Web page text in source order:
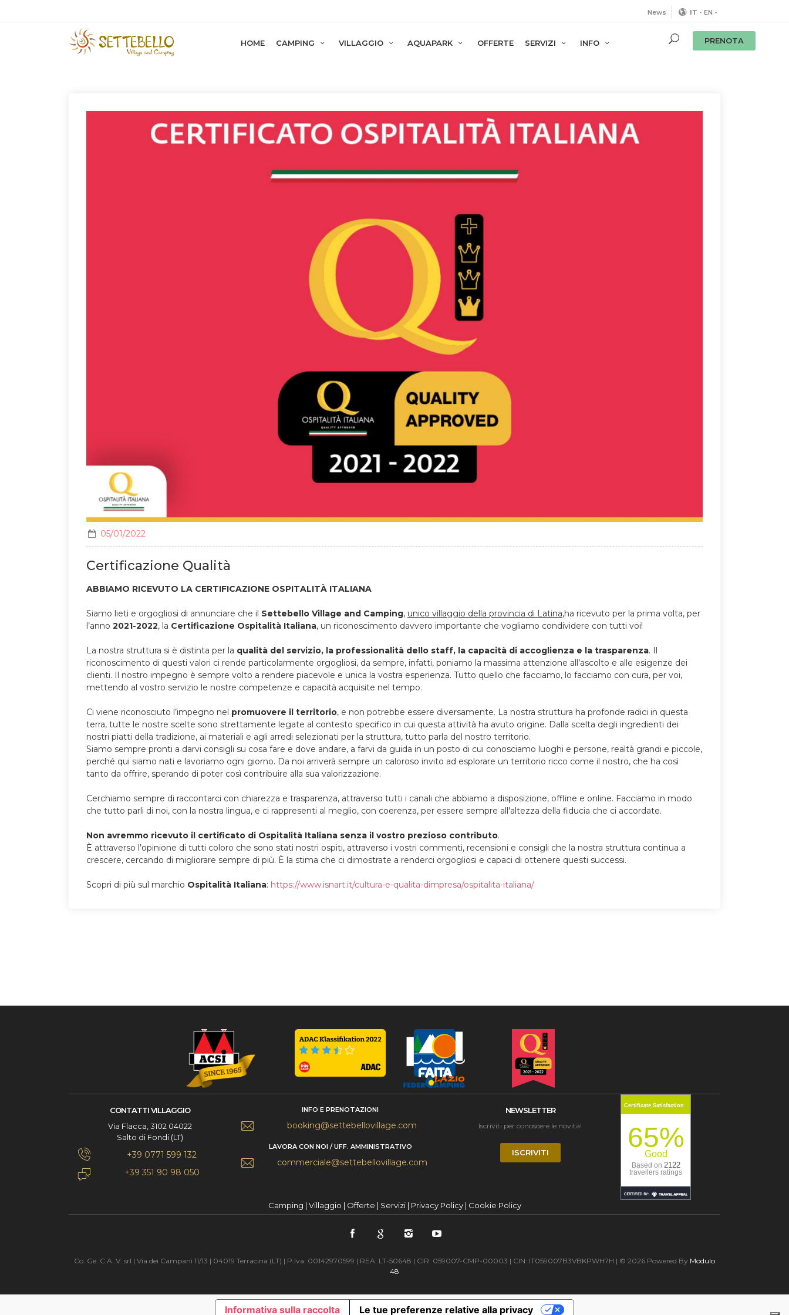
News IT - EN -
HOME CAMPING VILLAGGIO AQUAPARK OFFERTE SERVIZI INFO PRENOTA
Le nostre novità
05/01/2022
Certificazione Qualità
ABBIAMO RICEVUTO LA CERTIFICAZIONE OSPITALITÀ ITALIANA
Siamo lieti e orgogliosi di annunciare che il Settebello Village and Camping, unico villaggio della provincia di Latina,ha ricevuto per la prima volta, per
l’anno 2021-2022, la Certificazione Ospitalità Italiana, un riconoscimento davvero importante che vogliamo condividere con tutti voi!
La nostra struttura si è distinta per la qualità del servizio, la professionalità dello staff, la capacità di accoglienza e la trasparenza. Il
riconoscimento di questi valori ci rende particolarmente orgogliosi, da sempre, infatti, poniamo la massima attenzione all’ascolto e alle esigenze dei
clienti. Il nostro impegno è sempre volto a rendere piacevole e unica la vostra esperienza. Tutto quello che facciamo, lo facciamo con cura, per voi,
mettendo al vostro servizio le nostre competenze e capacità acquisite nel tempo.
Ci viene riconosciuto l’impegno nel promuovere il territorio, e non potrebbe essere diversamente. La nostra struttura ha profonde radici in questa
terra, tutte le nostre scelte sono strettamente legate al contesto specifico in cui questa attività ha avuto origine. Dalla scelta degli ingredienti dei
nostri piatti della tradizione, ai materiali e agli arredi selezionati per la struttura, tutto parla del nostro territorio.
Siamo sempre pronti a darvi consigli su cosa fare e dove andare, a farvi da guida in un posto di cui conosciamo luoghi e persone, realtà grandi e piccole,
perché qui siamo nati e lavoriamo ogni giorno. Da noi arriverà sempre un caloroso invito ad esplorare un territorio ricco come il nostro, che ha così
tanto da offrire, sperando di poter così contribuire alla sua valorizzazione.
Cerchiamo sempre di raccontarci con chiarezza e trasparenza, attraverso tutti i canali che abbiamo a disposizione, offline e online. Facciamo in modo
che tutto parli di noi, con la nostra lingua, e ci rappresenti al meglio, con coerenza, per essere sempre all'altezza della fiducia che ci accordate.
Non avremmo ricevuto il certificato di Ospitalità Italiana senza il vostro prezioso contributo.
È attraverso l’opinione di tutti coloro che sono stati nostri ospiti, attraverso i vostri commenti, recensioni e consigli che la nostra struttura continua a
crescere, cercando di migliorare sempre di più. È la stima che ci dimostrate a renderci orgogliosi e capaci di ottenere questi successi.
Scopri di più sul marchio Ospitalità Italiana: https://www.isnart.it/cultura-e-qualita-dimpresa/ospitalita-italiana/
CONTATTI VILLAGGIO
Via Flacca, 3102 04022
Salto di Fondi (LT)
+39 0771 599 132
+39 351 90 98 050
INFO E PRENOTAZIONI
booking@settebellovillage.com
LAVORA CON NOI / UFF. AMMINISTRATIVO
commerciale@settebellovillage.com
NEWSLETTER
Iscriviti per conoscere le novità!
ISCRIVITI
Certificate Satisfaction
65%
Good
Based on 2122
travellers ratings
Camping | Villaggio | Offerte | Servizi| Privacy Policy| Cookie Policy
Co. Ge. C.A..V. srl | Via dei Campani 11/13 | 04019 Terracina (LT) | P.Iva: 00142970599 | REA: LT-50648 | CIR: 059007-CMP-00003 | CIN: IT059007B3VBKPWH7H | © 2026 Powered By Modulo
48
Informativa sulla raccolta Le tue preferenze relative alla privacy